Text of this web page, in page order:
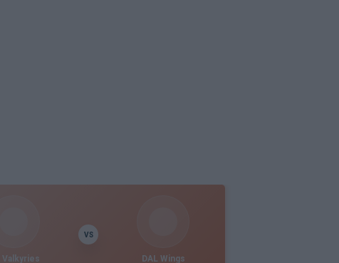
Valkyries
VS
DAL Wings